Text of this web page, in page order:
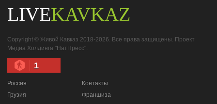
LIVEKAVKAZ
Copyright © Живой Кавказ 2018-2026. Все права защищены. Проект
Медиа Холдинга "НатПресс".
1
Россия
Грузия
Контакты
Франшиза